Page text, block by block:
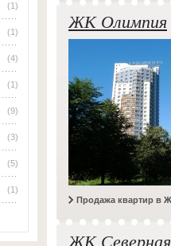
(1)
(1)
(4)
(1)
(9)
(3)
(5)
(1)
ЖК Олимпия
Продажа квартир в
ЖК